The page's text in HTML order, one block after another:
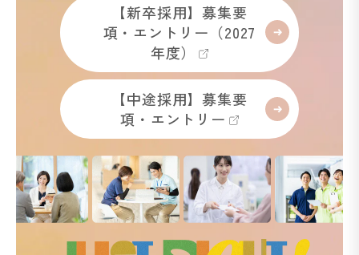
【新卒採用】募集要
項・エントリー（2027
年度）
【中途採用】募集要
項・エントリー